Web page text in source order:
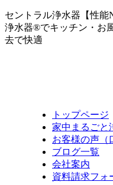
セントラル浄水器【性能
浄水器®でキッチン・お
去で快適
トップページ
家中まるごと
お客様の声（
ブログ一覧
会社案内
資料請求フォ